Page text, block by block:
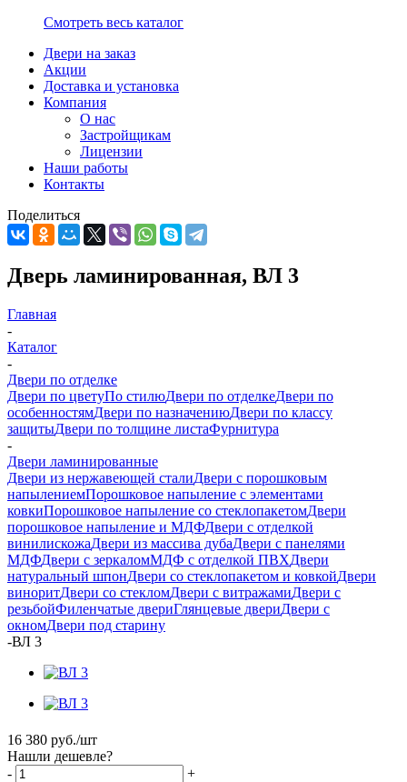
Смотреть весь каталог
Двери на заказ
Акции
Доставка и установка
Компания
О нас
Застройщикам
Лицензии
Наши работы
Контакты
Поделиться
Дверь ламинированная, ВЛ 3
Главная
-
Каталог
-
Двери по отделке
Двери по цветуПо стилюДвери по отделкеДвери по
особенностямДвери по назначениюДвери по классу
защитыДвери по толщине листаФурнитура
-
Двери ламинированные
Двери из нержавеющей сталиДвери с порошковым
напылениемПорошковое напыление с элементами
ковкиПорошковое напыление со стеклопакетомДвери
порошковое напыление и МДФДвери с отделкой
винилискожаДвери из массива дубаДвери с панелями
МДФДвери с зеркаломМДФ с отделкой ПВХДвери
натуральный шпонДвери со стеклопакетом и ковкойДвери
виноритДвери со стекломДвери с витражамиДвери с
резьбойФиленчатые двериГлянцевые двериДвери с
окномДвери под старину
-ВЛ 3
16 380 руб./шт
Нашли дешевле?
-
+